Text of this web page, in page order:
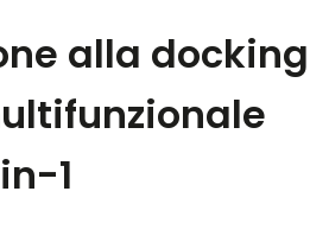
alla docking
1